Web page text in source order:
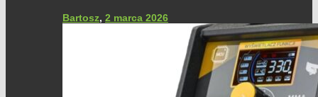
Bartosz, 2 marca 2026